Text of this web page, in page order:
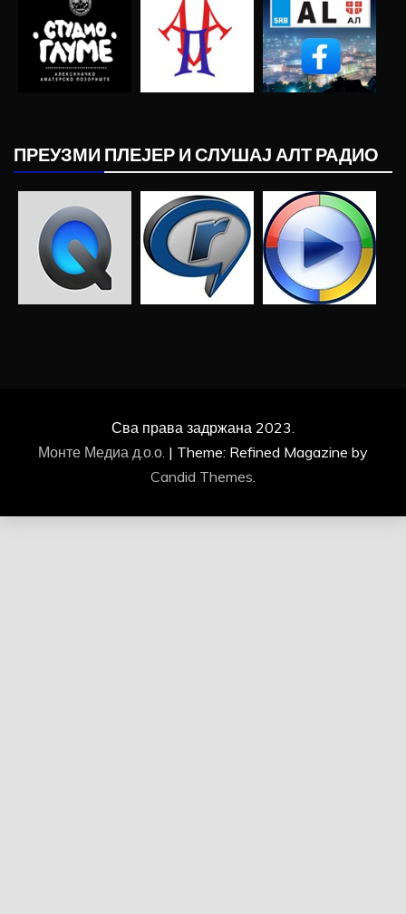
ПРЕУЗМИ ПЛЕЈЕР И СЛУШАЈ АЛТ РАДИО
Сва права задржана 2023.
Монте Медиа д.о.о. | Theme: Refined Magazine by
Candid Themes.